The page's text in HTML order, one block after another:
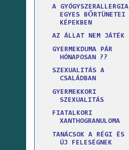
A GYÓGYSZERALLERGIA
EGYES BŐRTÜNETEI
KÉPEKBEN
AZ ÁLLAT NEM JÁTÉK
GYERMEKDUMA PÁR
HÓNAPOSAN ??
SZEXUALITÁS A
CSALÁDBAN
GYERMEKKORI
SZEXUALITÁS
FIATALKORI
XANTHOGRANULOMA
TANÁCSOK A RÉGI ÉS
ÚJ FELESÉGNEK